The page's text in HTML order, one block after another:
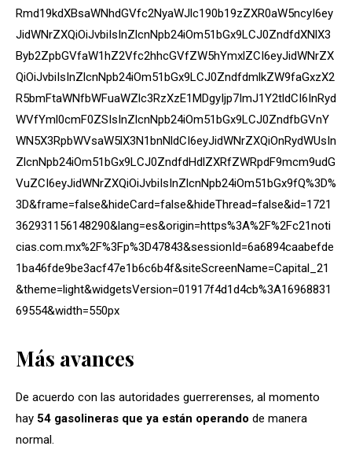
Rmd19kdXBsaWNhdGVfc2NyaWJlc190b19zZXR0aW5ncyI6ey
JidWNrZXQiOiJvbiIsInZlcnNpb24iOm51bGx9LCJ0ZndfdXNlX3
Byb2ZpbGVfaW1hZ2Vfc2hhcGVfZW5hYmxlZCI6eyJidWNrZX
QiOiJvbiIsInZlcnNpb24iOm51bGx9LCJ0ZndfdmlkZW9faGxzX2
R5bmFtaWNfbWFuaWZlc3RzXzE1MDgyIjp7ImJ1Y2tldCI6InRyd
WVfYml0cmF0ZSIsInZlcnNpb24iOm51bGx9LCJ0ZndfbGVnY
WN5X3RpbWVsaW5lX3N1bnNldCI6eyJidWNrZXQiOnRydWUsIn
ZlcnNpb24iOm51bGx9LCJ0ZndfdHdlZXRfZWRpdF9mcm9udG
VuZCI6eyJidWNrZXQiOiJvbiIsInZlcnNpb24iOm51bGx9fQ%3D%
3D&frame=false&hideCard=false&hideThread=false&id=1721
362931156148290&lang=es&origin=https%3A%2F%2Fc21noti
cias.com.mx%2F%3Fp%3D47843&sessionId=6a6894caabefde
1ba46fde9be3acf47e1b6c6b4f&siteScreenName=Capital_21
&theme=light&widgetsVersion=01917f4d1d4cb%3A16968831
69554&width=550px
Más avances
De acuerdo con las autoridades guerrerenses, al momento
hay 54 gasolineras que ya están operando de manera
normal.